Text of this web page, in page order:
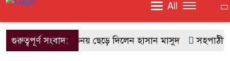
All
গুরুত্বপূর্ণ সংবাদ:অভিনয় ছেড়ে দিলেন হাসান মাসুদ সহপাঠীর